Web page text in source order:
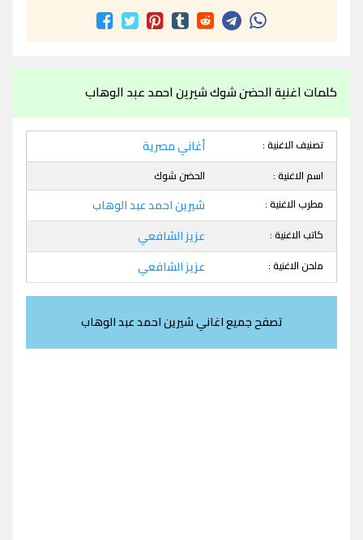
كلمات اغنية الحضن شوك شيرين احمد عبد الوهاب
تصنيف الاغنية : أغاني مصرية
اسم الاغنية :
الحضن شوك
مطرب الاغنية :
شيرين احمد عبد الوهاب
كاتب الاغنية : عزيز الشافعي
ملحن الاغنية : عزيز الشافعي
تصفح جميع اغاني شيرين احمد عبد الوهاب